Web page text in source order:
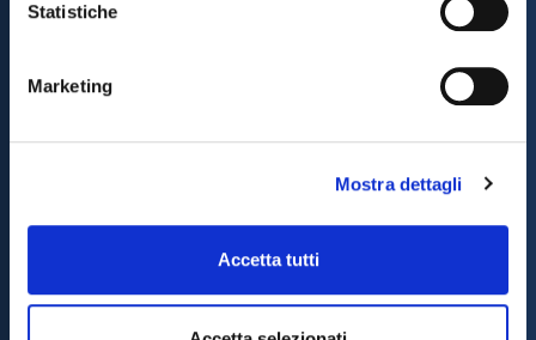
Statistiche
Marketing
Mostra dettagli
Accetta tutti